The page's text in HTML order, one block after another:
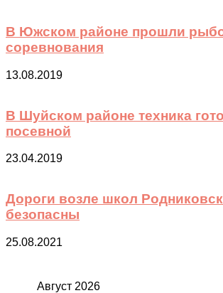
В Южском районе прошли
соревнования
13.08.2019
В Шуйском районе техника
посевной
23.04.2019
Дороги возле школ
безопасны
25.08.2021
Август 2026